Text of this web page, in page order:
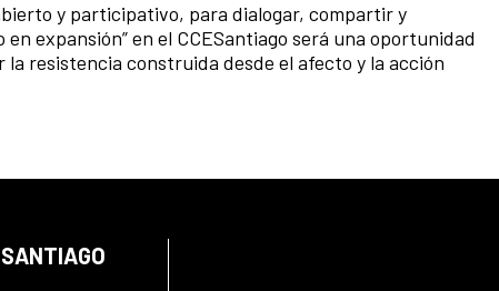
y participativo, para dialogar, compartir y
expansión” en el CCESantiago será una oportunidad
resistencia construida desde el afecto y la acción